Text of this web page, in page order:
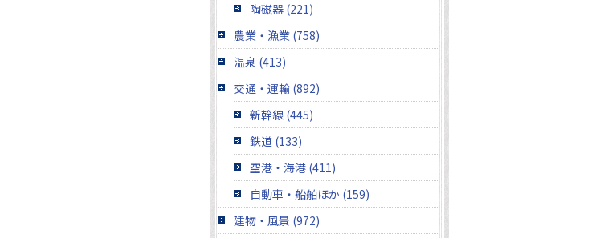
陶磁器 (221)
農業・漁業 (758)
温泉 (413)
交通・運輸 (892)
新幹線 (445)
鉄道 (133)
空港・海港 (411)
自動車・船舶ほか (159)
建物・風景 (972)